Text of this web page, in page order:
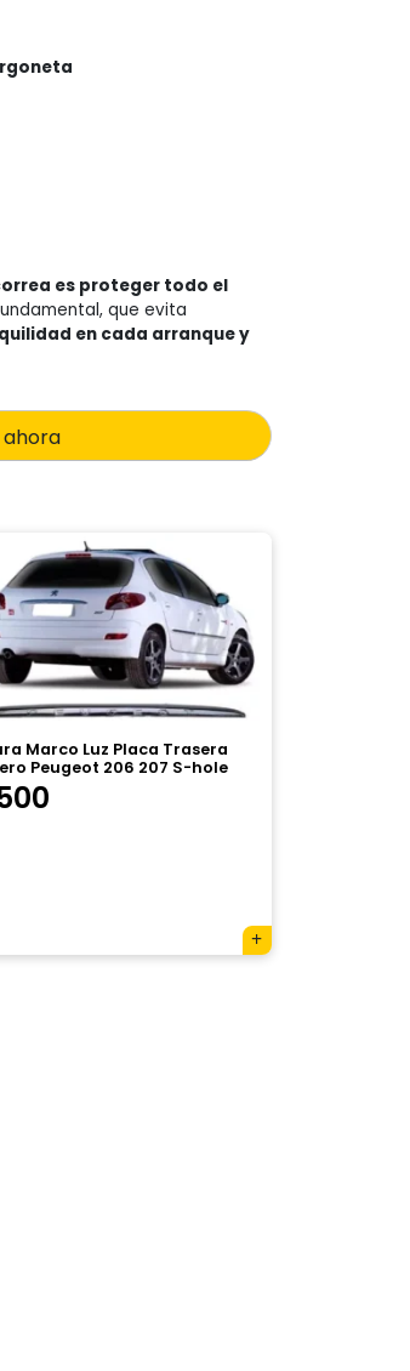
es proteger todo el
que evita
en cada arranque y
Marco Luz Placa Trasera
Peugeot 206 207 S-hole